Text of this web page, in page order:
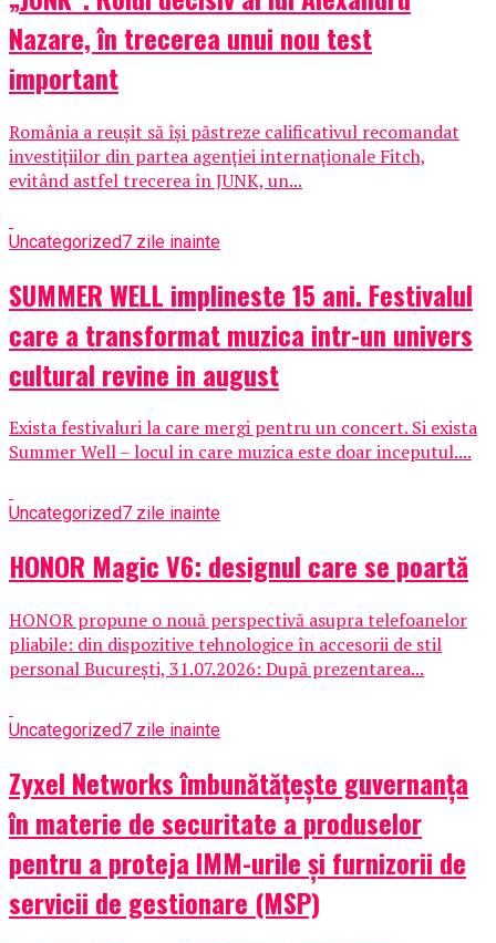
Nazare, în trecerea unui nou test
important
România a reușit să își păstreze calificativul recomandat
investițiilor din partea agenției internaționale Fitch,
evitând astfel trecerea în JUNK, un...
Uncategorized7 zile inainte
SUMMER WELL implineste 15 ani. Festivalul
care a transformat muzica intr-un univers
cultural revine in august
Exista festivaluri la care mergi pentru un concert. Si exista
Summer Well – locul in care muzica este doar inceputul....
Uncategorized7 zile inainte
HONOR Magic V6: designul care se poartă
HONOR propune o nouă perspectivă asupra telefoanelor
pliabile: din dispozitive tehnologice în accesorii de stil
personal București, 31.07.2026: După prezentarea...
Uncategorized7 zile inainte
Zyxel Networks îmbunătățește guvernanța
în materie de securitate a produselor
pentru a proteja IMM-urile și furnizorii de
servicii de gestionare (MSP)